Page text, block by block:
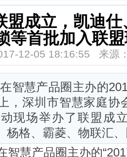
盟成立，凯迪
等首批加入联
12-05 18:16:55 来源
智慧产品圈主办的
，深圳市智慧家庭协
现场举办了联盟成
杨格、霸菱、物联汇
慧产品圈主办的